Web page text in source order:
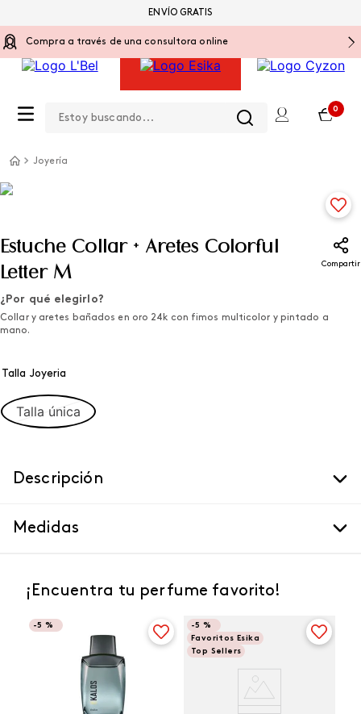
Compra a través de una consultora online
0
ENVÍO GRATIS
Joyería
Estuche Collar + Aretes Colorful
Letter M
Compartir
¿Por qué elegirlo?
Collar y aretes bañados en oro 24k con fimos multicolor y pintado a
mano.
Talla Joyeria
Talla única
Descripción
Medidas
¡Encuentra tu perfume favorito!
-5 % -5 %
Favoritos Esika
Top Sellers